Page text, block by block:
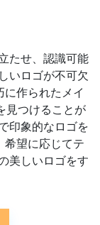
たせ、認識可能
いロゴが不可欠
作られたメイ
見つけることが
印象的なロゴを
希望に応じてテ
美しいロゴをす